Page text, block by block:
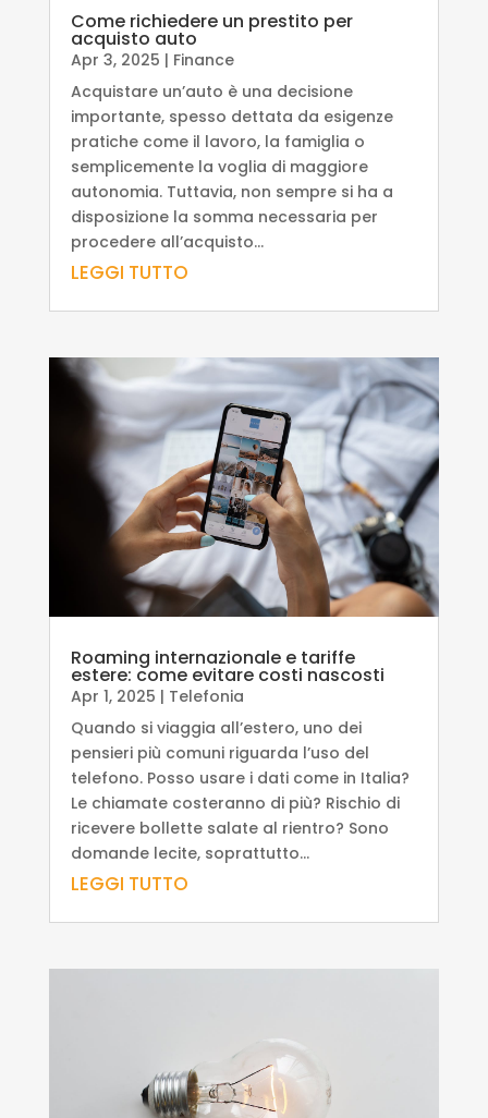
Come richiedere un prestito per
acquisto auto
Apr 3, 2025 | Finance
Acquistare un’auto è una decisione
importante, spesso dettata da esigenze
pratiche come il lavoro, la famiglia o
semplicemente la voglia di maggiore
autonomia. Tuttavia, non sempre si ha a
disposizione la somma necessaria per
procedere all’acquisto...
LEGGI TUTTO
Roaming internazionale e tariffe
estere: come evitare costi nascosti
Apr 1, 2025 | Telefonia
Quando si viaggia all’estero, uno dei
pensieri più comuni riguarda l’uso del
telefono. Posso usare i dati come in Italia?
Le chiamate costeranno di più? Rischio di
ricevere bollette salate al rientro? Sono
domande lecite, soprattutto...
LEGGI TUTTO